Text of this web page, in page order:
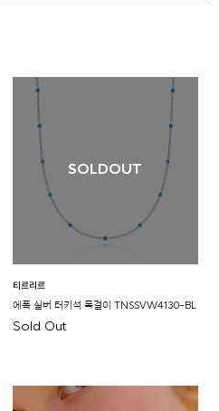
SOLDOUT
티르리르
에폭 실버 터키석 목걸이 TNSSVW4130-BL
Sold Out